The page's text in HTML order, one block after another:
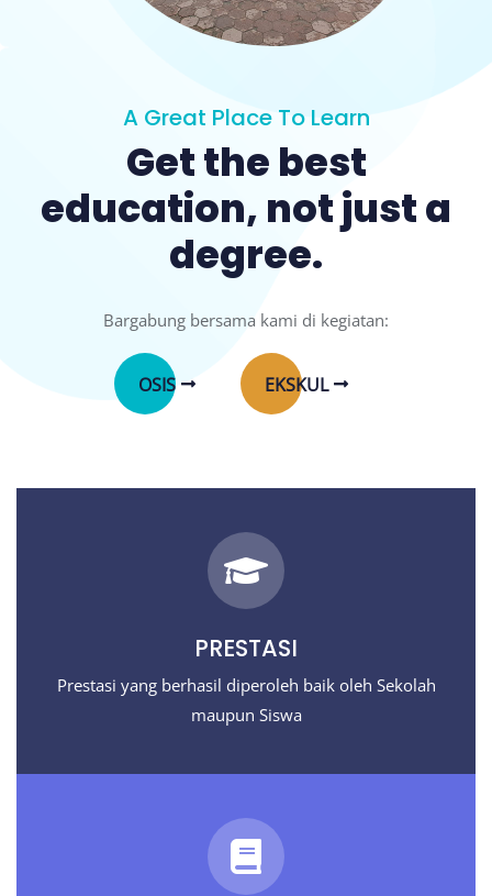
A Great Place To Learn
Get the best
education, not just a
degree.
Bargabung bersama kami di kegiatan:
OSIS EKSKUL
PRESTASI
Prestasi yang berhasil diperoleh baik oleh Sekolah
maupun Siswa